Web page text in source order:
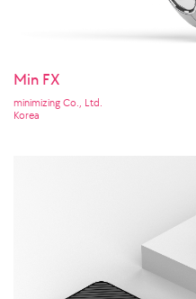
Min FX
minimizing Co., Ltd.
Korea